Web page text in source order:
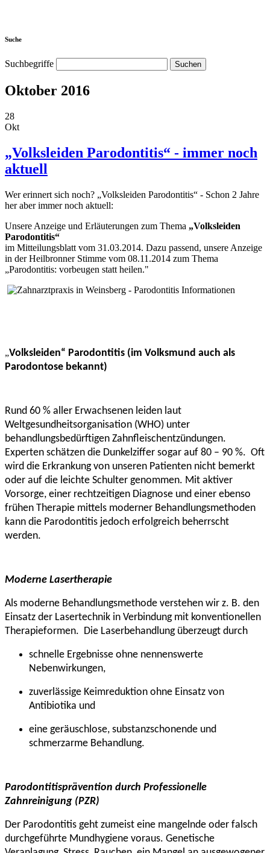
Suche
Suchbegriffe
Oktober 2016
28
Okt
„Volksleiden Parodontitis“ - immer noch
aktuell
Wer erinnert sich noch? „Volksleiden Parodontitis“ - Schon 2 Jahre
her aber immer noch aktuell:
Unsere Anzeige und Erläuterungen zum Thema „Volksleiden
Parodontitis“
im Mitteilungsblatt vom 31.03.2014. Dazu passend, unsere Anzeige
in der Heilbronner Stimme vom 08.11.2014 zum Thema
„Parodontitis: vorbeugen statt heilen."
„Volksleiden“ Parodontitis (im Volksmund auch als
Parodontose bekannt)
Rund 60 % aller Erwachsenen leiden laut
Weltgesundheitsorganisation (WHO) unter
behandlungsbedürftigen Zahnfleischentzündungen.
Experten schätzen die Dunkelziffer sogar auf 80 – 90 %. Oft
wird die Erkrankung von unseren Patienten nicht bemerkt
oder auf die leichte Schulter genommen. Mit aktiver
Vorsorge, einer rechtzeitigen Diagnose und einer ebenso
frühen Therapie mittels moderner Behandlungsmethoden
kann die Parodontitis jedoch erfolgreich beherrscht
werden.
Moderne Lasertherapie
Als moderne Behandlungsmethode verstehen wir z. B. den
Einsatz der Lasertechnik in Verbindung mit konventionellen
Therapieformen. Die Laserbehandlung überzeugt durch
schnelle Ergebnisse ohne nennenswerte
Nebenwirkungen,
zuverlässige Keimreduktion ohne Einsatz von
Antibiotika und
eine geräuschlose, substanzschonende und
schmerzarme Behandlung.
Parodontitisprävention durch Professionelle
Zahnreinigung (PZR)
Der Parodontitis geht zumeist eine mangelnde oder falsch
durchgeführte Mundhygiene voraus. Genetische